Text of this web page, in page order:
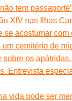
tem passaporte”
XIV nas Ilhas
se acostumar com
um cemitério de
sobre os
Entrevista
vida pode ser